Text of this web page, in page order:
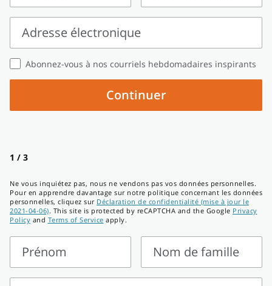
Prénom
Nom
de
famille
Adresse électronique
Adresse
électronique
Abonnez-vous à nos courriels hebdomadaires inspirants
Continuer
1 / 3
Ne vous inquiétez pas, nous ne vendons pas vos données personnelles.
Pour en apprendre davantage sur notre politique concernant les données
personnelles, cliquez sur Déclaration de confidentialité (mise à jour le
2021-04-06). This site is protected by reCAPTCHA and the Google Privacy
Policy and Terms of Service apply.
Prénom
Prénom
Nom de famille
Nom